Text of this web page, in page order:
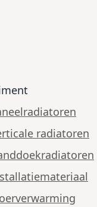
radiatoren